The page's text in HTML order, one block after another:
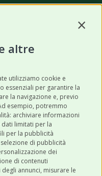
altre
utilizziamo cookie e
essenziali per garantire la
la navigazione e, previo
esempio, potremmo
archiviare informazioni
limitati per la
per la pubblicità
di pubblicità
dei
di contenuti
annunci, misurare le
da
email.*